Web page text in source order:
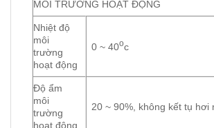
MÔI TRƯỜNG HOẠT ĐỘNG
Nhiệt độ
môi
trường
hoạt động
0 ~ 40oc
Độ ẩm
môi
trường
hoạt động
20 ~ 90%, không kết tụ hơi